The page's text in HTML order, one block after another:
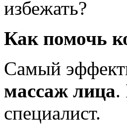
избежать?
Как помочь
Самый
массаж лица.
специалист.